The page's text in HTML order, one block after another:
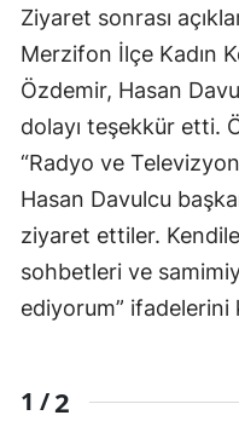
Ziyaret sonrası
Merzifon İlçe Kadın
Özdemir, Hasan
dolayı teşekkür etti.
“Radyo ve
Hasan Davulcu
ziyaret ettiler.
sohbetleri ve
ediyorum” ifadelerini
1 /2